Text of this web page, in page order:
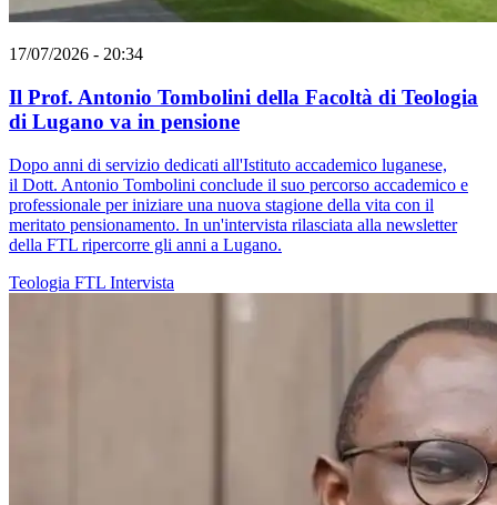
17/07/2026 - 20:34
Il Prof. Antonio Tombolini della Facoltà di Teologia
di Lugano va in pensione
Dopo anni di servizio dedicati all'Istituto accademico luganese,
il Dott. Antonio Tombolini conclude il suo percorso accademico e
professionale per iniziare una nuova stagione della vita con il
meritato pensionamento. In un'intervista rilasciata alla newsletter
della FTL ripercorre gli anni a Lugano.
Teologia FTL Intervista